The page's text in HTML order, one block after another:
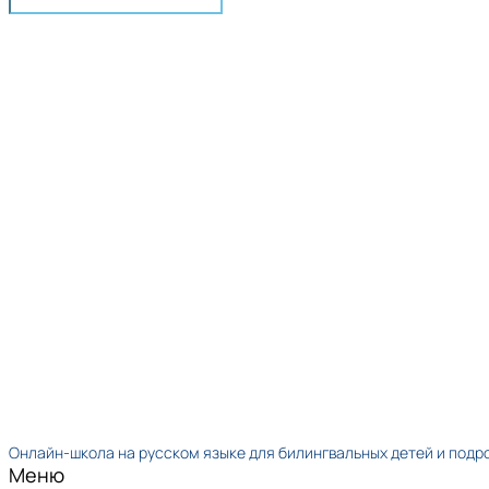
Онлайн-школа на русском языке для билингвальных детей и
Меню